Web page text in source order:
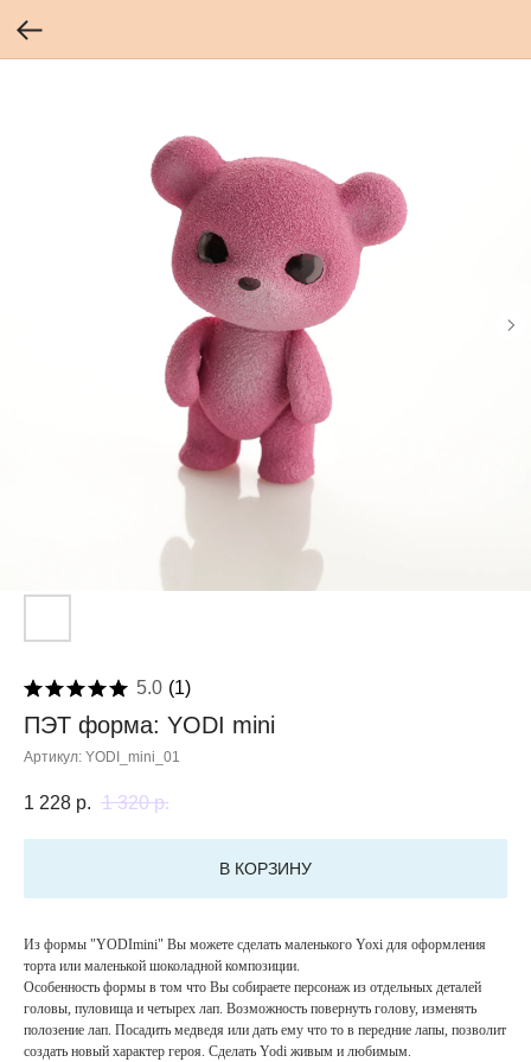
5.0 (1)
ПЭТ форма: YODI mini
Артикул: YODI_mini_01
1 228 р. 1 320 р.
В КОРЗИНУ
Из формы "YODImini" Вы можете сделать маленького Yoxi для оформления
торта или маленькой шоколадной композиции.
Особенность формы в том что Вы собираете персонаж из отдельных деталей
головы, пуловища и четырех лап. Возможность повернуть голову, изменять
полозение лап. Посадить медведя или дать ему что то в передние лапы, позволит
создать новый характер героя. Сделать Yodi живым и любимым.